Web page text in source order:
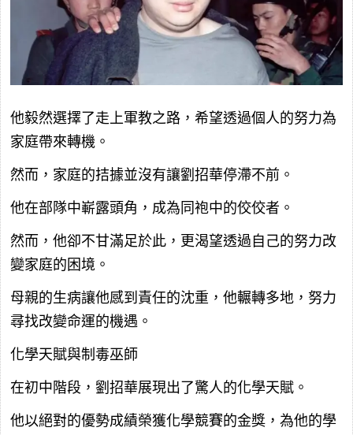
他毅然選擇了走上軍教之路，希望透過個人的努力為
家庭帶來轉機。
然而，家庭的拮據並沒有讓劉招華停滯不前。
他在部隊中嶄露頭角，成為同袍中的佼佼者。
然而，他卻不甘滿足於此，更渴望透過自己的努力改
變家庭的困境。
母親的生病讓他感到責任的沈重，他輾轉多地，努力
尋找改變命運的機遇。
化學天賦與制毒巫師
在初中階段，劉招華展現出了驚人的化學天賦。
他以絕對的優勢成績榮獲化學競賽的金獎，為他的學